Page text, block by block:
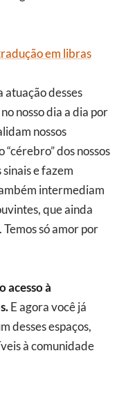
em libras
nosso dia a dia por
nossos
dos nossos
e fazem
intermediam
que ainda
só amor por
E agora você já
desses espaços,
à comunidade